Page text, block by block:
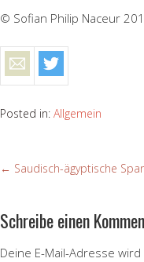
© Sofian Philip Naceur
Posted in: Allgemein
← Saudisch-ägyptische
Schreibe einen
Deine E-Mail-Adresse